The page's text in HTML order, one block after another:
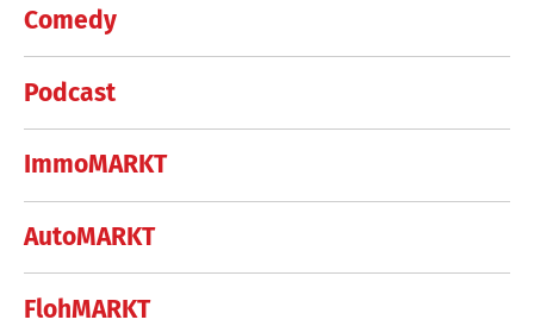
Comedy
Podcast
ImmoMARKT
AutoMARKT
FlohMARKT